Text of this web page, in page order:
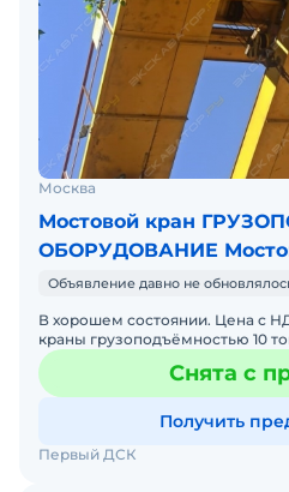
Москва
Мостовой кран
ОБОРУДОВАНИЕ
Объявление давно не
В хорошем состоянии. Цена с
краны грузоподъёмностью 10 тонн. Пролеты 11 - 14 м
в отличном состоянии: 1) Кpан
Снята с
Получить
Первый ДСК